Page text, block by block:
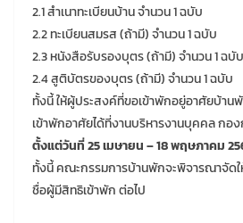
2.1 สำเนาทะเบียนบ้าน จำนวน 1 ฉบับ
2.2 ทะเบียนสมรส (ถ้ามี) จำนวน 1 ฉบับ
2.3 หนังสือรับรองบุตร (ถ้ามี) จำนวน 1 ฉบับ
2.4 สูติบัตรของบุตร (ถ้ามี) จำนวน 1 ฉบับ
ทั้งนี้ ให้ผู้ประสงค์ที่ขอเข้าพักอยู่อาศัยบ้า
เข้าพักอาศัยได้ที่งานบริหารงานบุคคล กอ
ตั้งแต่วันที่ 25 เมษายน – 18 พฤษภาคม
ทั้งนี้ คณะกรรมการบ้านพักจะพิจารณาจัดใ
ชื่อผู้มีสิทธิเข้าพัก ต่อไป